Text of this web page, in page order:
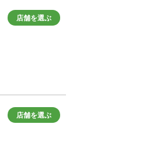
店舗を選ぶ
店舗を選ぶ